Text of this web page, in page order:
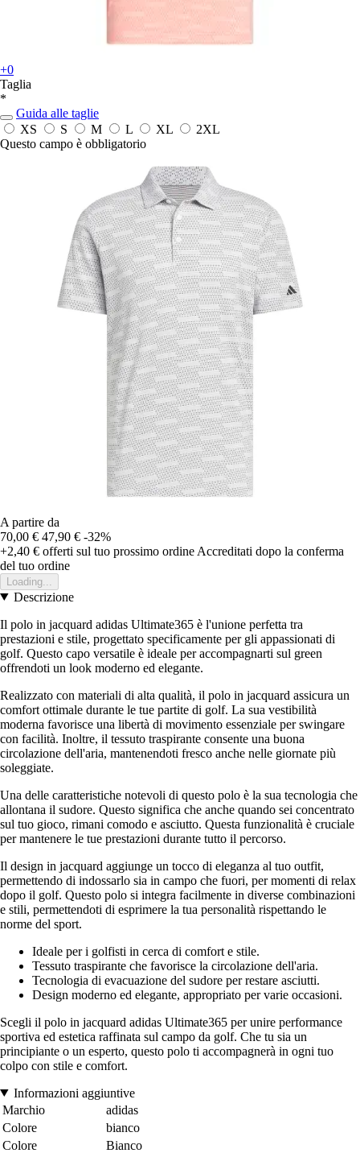
+0
Taglia
*
Guida alle taglie
XS
S M L XL
2XL
Questo campo è obbligatorio
A partire da
70,00 € 47,90 € -32%
+2,40 € offerti sul tuo prossimo ordine Accreditati dopo la conferma
del tuo ordine
Loading...
Descrizione
Il polo in jacquard adidas Ultimate365 è l'unione perfetta tra
prestazioni e stile, progettato specificamente per gli appassionati di
golf. Questo capo versatile è ideale per accompagnarti sul green
offrendoti un look moderno ed elegante.
Realizzato con materiali di alta qualità, il polo in jacquard assicura un
comfort ottimale durante le tue partite di golf. La sua vestibilità
moderna favorisce una libertà di movimento essenziale per swingare
con facilità. Inoltre, il tessuto traspirante consente una buona
circolazione dell'aria, mantenendoti fresco anche nelle giornate più
soleggiate.
Una delle caratteristiche notevoli di questo polo è la sua tecnologia che
allontana il sudore. Questo significa che anche quando sei concentrato
sul tuo gioco, rimani comodo e asciutto. Questa funzionalità è cruciale
per mantenere le tue prestazioni durante tutto il percorso.
Il design in jacquard aggiunge un tocco di eleganza al tuo outfit,
permettendo di indossarlo sia in campo che fuori, per momenti di relax
dopo il golf. Questo polo si integra facilmente in diverse combinazioni
e stili, permettendoti di esprimere la tua personalità rispettando le
norme del sport.
Ideale per i golfisti in cerca di comfort e stile.
Tessuto traspirante che favorisce la circolazione dell'aria.
Tecnologia di evacuazione del sudore per restare asciutti.
Design moderno ed elegante, appropriato per varie occasioni.
Scegli il polo in jacquard adidas Ultimate365 per unire performance
sportiva ed estetica raffinata sul campo da golf. Che tu sia un
principiante o un esperto, questo polo ti accompagnerà in ogni tuo
colpo con stile e comfort.
Informazioni aggiuntive
Marchio
adidas
Colore
bianco
Colore
Bianco